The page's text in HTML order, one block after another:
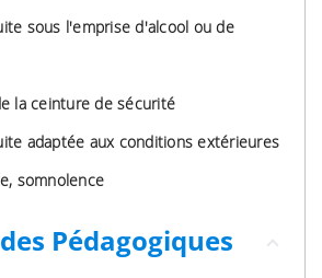
sous l'emprise d'alcool ou de
la ceinture de sécurité
adaptée aux conditions extérieures
somnolence
Pédagogiques